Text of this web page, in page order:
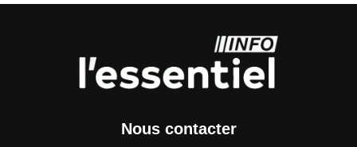
Nous contacter